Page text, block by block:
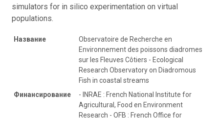
simulators for in silico experimentation on virtual
populations.
Название
Observatoire de Recherche en
Environnement des poissons diadromes
sur les Fleuves Côtiers - Ecological
Research Observatory on Diadromous
Fish in coastal streams
Финансирование
- INRAE : French National Institute for
Agricultural, Food en Environment
Research - OFB : French Office for